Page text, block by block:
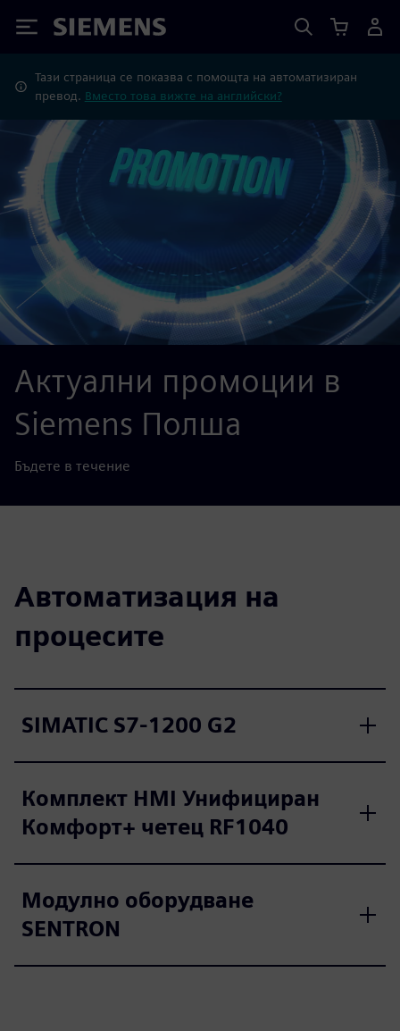
Siemens
Тази страница се показва с помощта на автоматизиран
превод. Вместо това вижте на английски?
Актуални промоции в
Siemens Полша
Бъдете в течение
Автоматизация на
процесите
SIMATIC S7-1200 G2
Комплект HMI Унифициран
Комфорт+ четец RF1040
Модулно оборудване
SENTRON